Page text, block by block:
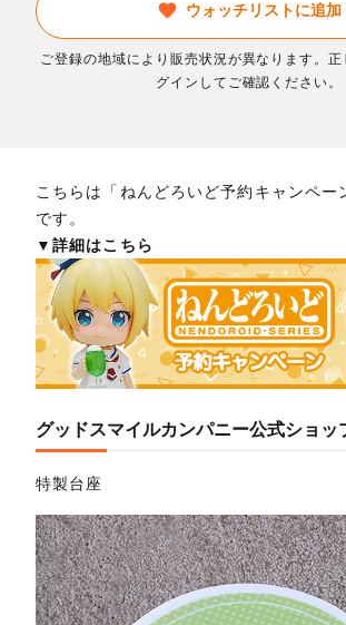
ウォッチリストに追加
ご登録の地域により販売状況が異なります。
グインしてご確認ください。
こちらは「ねんどろいど予約キャンペー
です。
▼詳細はこちら
グッドスマイルカンパニー公式ショッ
特製台座